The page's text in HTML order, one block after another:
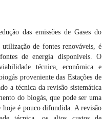
das emissões de Gases do
de fontes renováveis, é
de energia disponíveis. O
técnica, econômica e
proveniente das Estações de
a técnica da revisão sistemática
do biogás, que pode ser uma
hoje é pouco difundida. A revisão